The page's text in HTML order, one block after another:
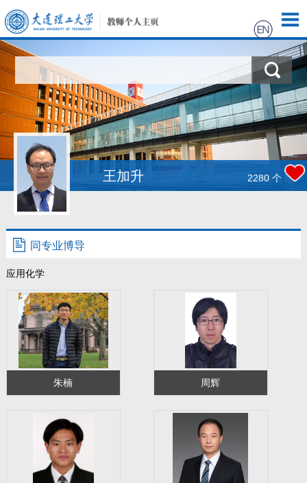
首页
科学研究
招生信息
学生信息
我的相册
教师博客
王加升 2280 个
同专业博导
应用化学
朱楠 周辉